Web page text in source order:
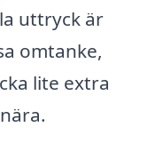
uttryck är
omtanke,
lite extra